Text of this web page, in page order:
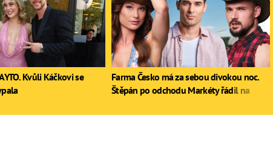
Kvůli Káčkovi se
Farma Česko má za sebou divokou noc.
Štěpán po odchodu Markéty řádil na